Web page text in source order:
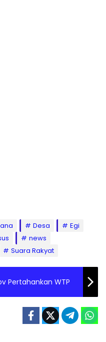
Desa
Egi
news
Suara Rakyat
Pertahankan WTP